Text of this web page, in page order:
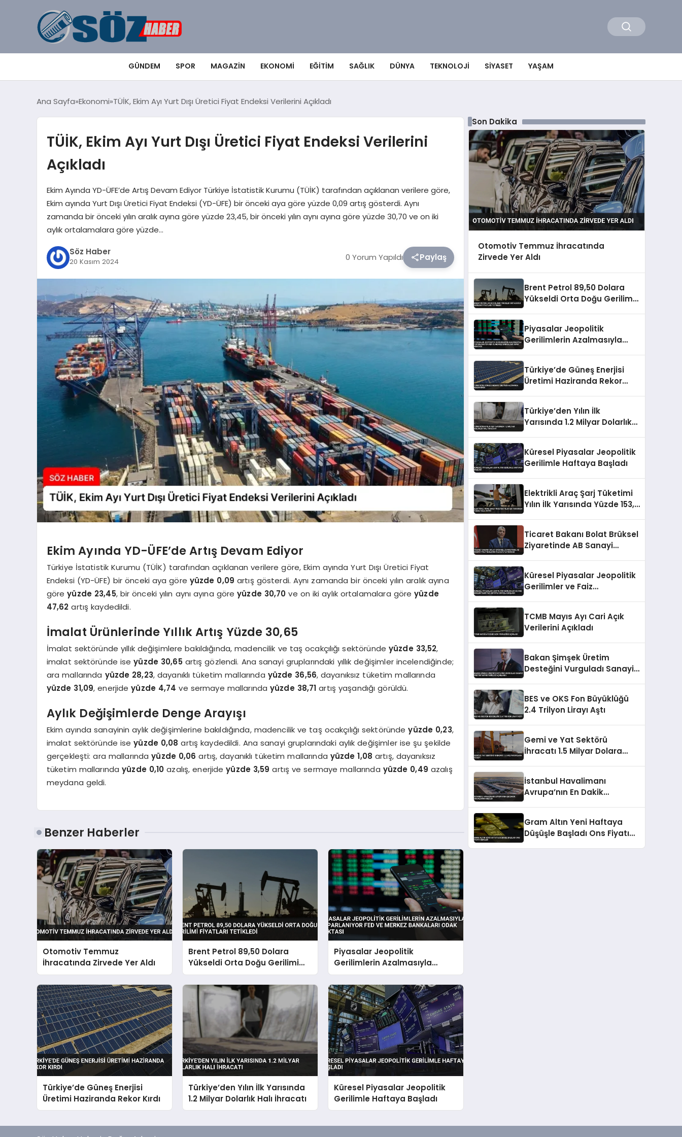
GÜNDEM SPOR MAGAZIN EKONOMI EĞITIM SAĞLIK DÜNYA TEKNOLOJI SIYASET YAŞAM
Ana Sayfa Ekonomi TÜİK, Ekim Ayı Yurt Dışı Üretici Fiyat Endeksi Verilerini Açıkladı
TÜİK, Ekim Ayı Yurt Dışı Üretici Fiyat Endeksi Verilerini
Açıkladı
Ekim Ayında YD-ÜFE’de Artış Devam Ediyor Türkiye İstatistik Kurumu (TÜİK) tarafından açıklanan verilere göre,
Ekim ayında Yurt Dışı Üretici Fiyat Endeksi (YD-ÜFE) bir önceki aya göre yüzde 0,09 artış gösterdi. Aynı
zamanda bir önceki yılın aralık ayına göre yüzde 23,45, bir önceki yılın aynı ayına göre yüzde 30,70 ve on iki
aylık ortalamalara göre yüzde…
Söz Haber
20 Kasım 2024 0 Yorum Yapıldı Paylaş
Ekim Ayında YD-ÜFE’de Artış Devam Ediyor
Türkiye İstatistik Kurumu (TÜİK) tarafından açıklanan verilere göre, Ekim ayında Yurt Dışı Üretici Fiyat
Endeksi (YD-ÜFE) bir önceki aya göre yüzde 0,09 artış gösterdi. Aynı zamanda bir önceki yılın aralık ayına
göreyüzde 23,45, bir önceki yılın aynı ayına göreyüzde 30,70 ve on iki aylık ortalamalara göreyüzde
47,62 artış kaydedildi.
İmalat Ürünlerinde Yıllık Artış Yüzde 30,65
İmalat sektöründe yıllık değişimlere bakıldığında, madencilik ve taş ocakçılığı sektöründe yüzde 33,52,
imalat sektöründe iseyüzde 30,65 artış gözlendi. Ana sanayi gruplarındaki yıllık değişimler incelendiğinde;
ara mallarında yüzde 28,23, dayanıklı tüketim mallarında yüzde 36,56, dayanıksız tüketim mallarında
yüzde 31,09, enerjideyüzde 4,74 ve sermaye mallarındayüzde 38,71 artış yaşandığı görüldü.
Aylık Değişimlerde Denge Arayışı
Ekim ayında sanayinin aylık değişimlerine bakıldığında, madencilik ve taş ocakçılığı sektöründeyüzde 0,23,
imalat sektöründe iseyüzde 0,08 artış kaydedildi. Ana sanayi gruplarındaki aylık değişimler ise şu şekilde
gerçekleşti: ara mallarındayüzde 0,06 artış, dayanıklı tüketim mallarında yüzde 1,08 artış, dayanıksız
tüketim mallarındayüzde 0,10 azalış, enerjideyüzde 3,59 artış ve sermaye mallarında yüzde 0,49 azalış
meydana geldi.
Benzer Haberler
Otomotiv Temmuz
İhracatında Zirvede Yer Aldı
Brent Petrol 89,50 Dolara
Yükseldi Orta Doğu Gerilimi
Fiyatları Tetikledi
Piyasalar Jeopolitik
Gerilimlerin Azalmasıyla
Toparlanıyor Fed ve Merkez
Bankaları Odak Noktası
Türkiye’de Güneş Enerjisi
Üretimi Haziranda Rekor Kırdı
Türkiye’den Yılın İlk Yarısında
1.2 Milyar Dolarlık Halı İhracatı
Küresel Piyasalar Jeopolitik
Gerilimle Haftaya Başladı
Son Dakika
Otomotiv Temmuz İhracatında
Zirvede Yer Aldı
Brent Petrol 89,50 Dolara
Yükseldi Orta Doğu Gerilimi
Piyasalar Jeopolitik
Gerilimlerin Azalmasıyla
Türkiye’de Güneş Enerjisi
Üretimi Haziranda Rekor
Türkiye’den Yılın İlk
Yarısında 1.2 Milyar Dolarlık
Küresel Piyasalar Jeopolitik
Gerilimle Haftaya Başladı
Elektrikli Araç Şarj Tüketimi
Yılın İlk Yarısında Yüzde 153,5
Ticaret Bakanı Bolat Brüksel
Ziyaretinde AB Sanayi
Küresel Piyasalar Jeopolitik
Gerilimler ve Faiz
TCMB Mayıs Ayı Cari Açık
Verilerini Açıkladı
Bakan Şimşek Üretim
Desteğini Vurguladı Sanayi
BES ve OKS Fon Büyüklüğü
2.4 Trilyon Lirayı Aştı
Gemi ve Yat Sektörü
İhracatı 1.5 Milyar Dolara
İstanbul Havalimanı
Avrupa’nın En Dakik
Gram Altın Yeni Haftaya
Düşüşle Başladı Ons Fiyatı